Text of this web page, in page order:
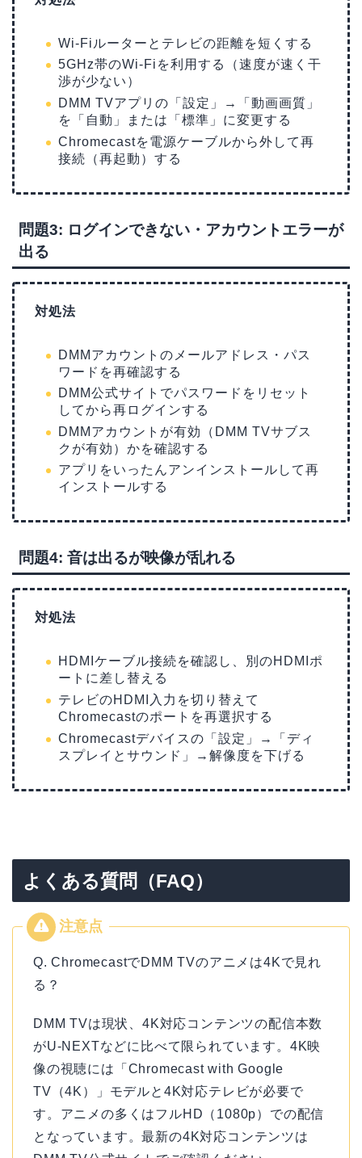
Wi-Fiルーターとテレビの距離を短くする
5GHz帯のWi-Fiを利用する（速度が速く干
渉が少ない）
DMM TVアプリの「設定」→「動画画質」
を「自動」または「標準」に変更する
Chromecastを電源ケーブルから外して再
接続（再起動）する
問題3: ログインできない・アカウントエラーが
出る
対処法
DMMアカウントのメールアドレス・パス
ワードを再確認する
DMM公式サイトでパスワードをリセット
してから再ログインする
DMMアカウントが有効（DMM TVサブス
クが有効）かを確認する
アプリをいったんアンインストールして再
インストールする
問題4: 音は出るが映像が乱れる
対処法
HDMIケーブル接続を確認し、別のHDMIポ
ートに差し替える
テレビのHDMI入力を切り替えて
Chromecastのポートを再選択する
Chromecastデバイスの「設定」→「ディ
スプレイとサウンド」→解像度を下げる
よくある質問（FAQ）
Q. ChromecastでDMM TVのアニメは4Kで見れ
る？
DMM TVは現状、4K対応コンテンツの配信本数
がU-NEXTなどに比べて限られています。4K映
像の視聴には「Chromecast with Google
TV（4K）」モデルと4K対応テレビが必要で
す。アニメの多くはフルHD（1080p）での配信
となっています。最新の4K対応コンテンツは